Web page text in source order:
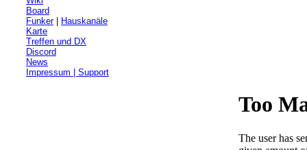
Board
Funker|
Hauskanäle
Karte
Treffen und DX
Discord
News
Impressum | Support